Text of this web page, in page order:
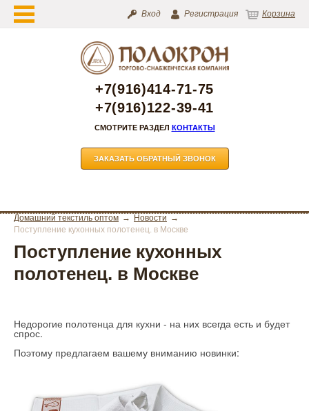
Вход Регистрация Корзина
+7(916)414-71-75
+7(916)122-39-41
СМОТРИТЕ РАЗДЕЛ КОНТАКТЫ
ЗАКАЗАТЬ ОБРАТНЫЙ ЗВОНОК
Домашний текстиль оптом
Новости
Поступление кухонных полотенец. в Москве
Поступление кухонных
полотенец. в Москве
Недорогие полотенца для кухни - на них всегда есть и будет
спрос.
Поэтому предлагаем вашему вниманию новинки: